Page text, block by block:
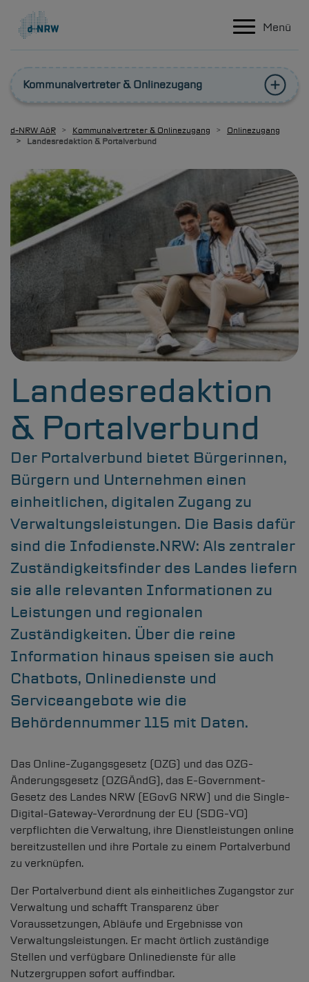
Direkt zum Inhalt
Menü
Hauptnavigation
Leistungsportfolio
Kommunalvertreter & Onlinezugang
Projektanfrage
Karriere
Suchen
Informationen zur Barrierefreiheit
Leichte Sprache
Kommunalvertreter & Onlinezugang
d-NRWAöR Kommunalvertreter & Onlinezugang
Onlinezugang
Landesredaktion & Portalverbund
Landesredaktion
& Portalverbund
Der Portalverbund bietet Bürgerinnen,
Bürgern und Unternehmen einen
einheitlichen, digitalen Zugang zu
Verwaltungsleistungen. Die Basis dafür
sind die Infodienste.NRW: Als zentraler
Zuständigkeitsfinder des Landes liefern
sie alle relevanten Informationen zu
Leistungen und regionalen
Zuständigkeiten. Über die reine
Information hinaus speisen sie auch
Chatbots, Onlinedienste und
Serviceangebote wie die
Behördennummer 115 mit Daten.
Das Online-Zugangsgesetz (OZG) und das OZG-
Änderungsgesetz (OZGÄndG), das E-Government-
Gesetz des Landes NRW (EGovG NRW) und die Single-
Digital-Gateway-Verordnung der EU (SDG-VO)
verpflichten die Verwaltung, ihre Dienstleistungen online
bereitzustellen und ihre Portale zu einem Portalverbund
zu verknüpfen.
Der Portalverbund dient als einheitliches Zugangstor zur
Verwaltung und schafft Transparenz über
Voraussetzungen, Abläufe und Ergebnisse von
Verwaltungsleistungen. Er macht örtlich zuständige
Stellen und verfügbare Onlinedienste für alle
Nutzergruppen sofort auffindbar.